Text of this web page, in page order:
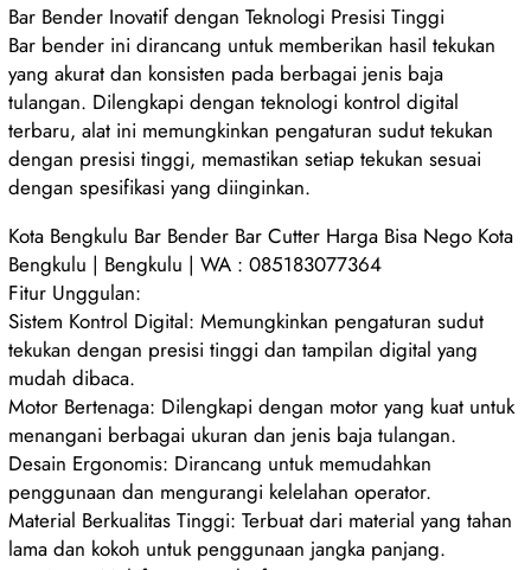
Bar Bender Inovatif dengan Teknologi Presisi Tinggi
Bar bender ini dirancang untuk memberikan hasil tekukan
yang akurat dan konsisten pada berbagai jenis baja
tulangan. Dilengkapi dengan teknologi kontrol digital
terbaru, alat ini memungkinkan pengaturan sudut tekukan
dengan presisi tinggi, memastikan setiap tekukan sesuai
dengan spesifikasi yang diinginkan.
Kota Bengkulu Bar Bender Bar Cutter Harga Bisa Nego Kota
Bengkulu | Bengkulu | WA : 085183077364
Fitur Unggulan:
Sistem Kontrol Digital: Memungkinkan pengaturan sudut
tekukan dengan presisi tinggi dan tampilan digital yang
mudah dibaca.
Motor Bertenaga: Dilengkapi dengan motor yang kuat untuk
menangani berbagai ukuran dan jenis baja tulangan.
Desain Ergonomis: Dirancang untuk memudahkan
penggunaan dan mengurangi kelelahan operator.
Material Berkualitas Tinggi: Terbuat dari material yang tahan
lama dan kokoh untuk penggunaan jangka panjang.